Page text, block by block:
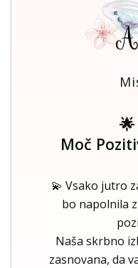
Moč
💫 Vsako jutro
bo napolnila
Naša skrbno
zasnovana, da